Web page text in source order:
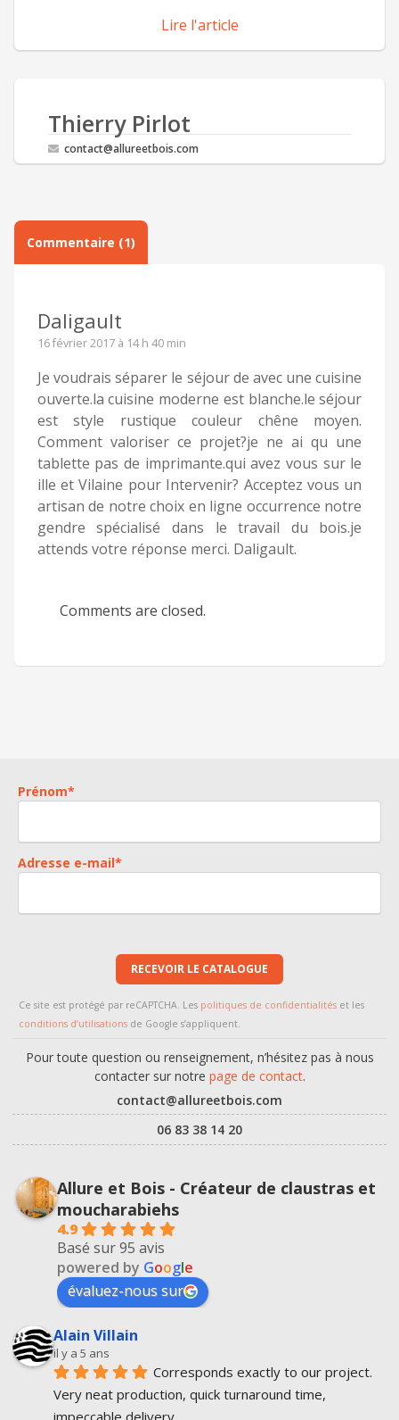
Lire l'article
Thierry Pirlot
contact@allureetbois.com
Commentaire (1)
Daligault
16 février 2017 à 14 h 40 min
Je voudrais séparer le séjour de avec une cuisine
ouverte.la cuisine moderne est blanche.le séjour
est style rustique couleur chêne moyen.
Comment valoriser ce projet?je ne ai qu une
tablette pas de imprimante.qui avez vous sur le
ille et Vilaine pour Intervenir? Acceptez vous un
artisan de notre choix en ligne occurrence notre
gendre spécialisé dans le travail du bois.je
attends votre réponse merci. Daligault.
Comments are closed.
Prénom*
Adresse e-mail*
RECEVOIR LE CATALOGUE
Ce site est protégé par reCAPTCHA. Les politiques de confidentialités et les
conditions d’utilisations de Google s’appliquent.
Pour toute question ou renseignement, n’hésitez pas à nous
contacter sur notre page de contact.
contact@allureetbois.com
06 83 38 14 20
Allure et Bois - Créateur de claustras et
moucharabiehs
4.9
Basé sur 95 avis
powered by Google
évaluez-nous sur
Alain Villain
il y a 5 ans
Corresponds exactly to our project.
Very neat production, quick turnaround time,
impeccable delivery.